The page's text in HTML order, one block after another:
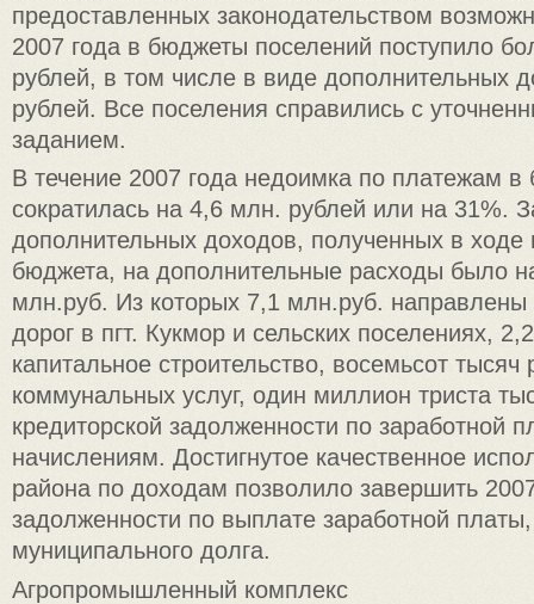
предоставленных законодательством
2007 года в бюджеты поселений поступило
рублей, в том числе в виде дополнительных
рублей. Все поселения справились с
заданием.
В течение 2007 года недоимка по платежам в
сократилась на 4,6 млн. рублей или на 31%.
дополнительных доходов, полученных в ходе
бюджета, на дополнительные расходы было
млн.руб. Из которых 7,1 млн.руб. направлены
дорог в пгт. Кукмор и сельских поселениях,
капитальное строительство, восемьсот тысяч
коммунальных услуг, один миллион триста
кредиторской задолженности по заработной
начислениям. Достигнутое качественное
района по доходам позволило завершить
задолженности по выплате заработной
муниципального долга.
Агропромышленный комплекс